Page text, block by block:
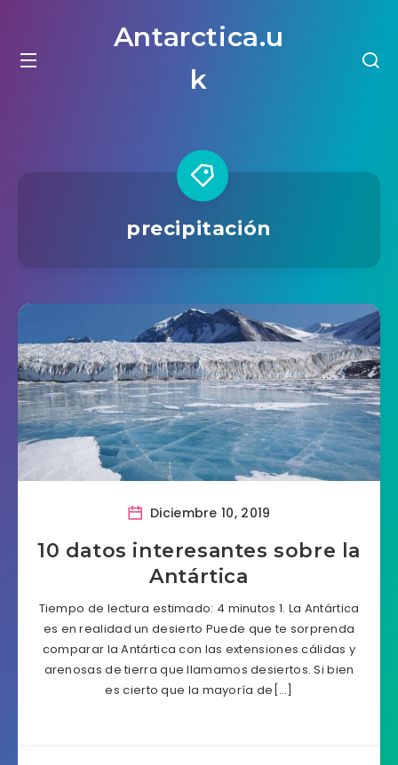
Antarctica.u
k
precipitación
Diciembre 10, 2019
10 datos interesantes sobre la
Antártica
Tiempo de lectura estimado: 4 minutos 1. La Antártica
es en realidad un desierto Puede que te sorprenda
comparar la Antártica con las extensiones cálidas y
arenosas de tierra que llamamos desiertos. Si bien
es cierto que la mayoría de[…]